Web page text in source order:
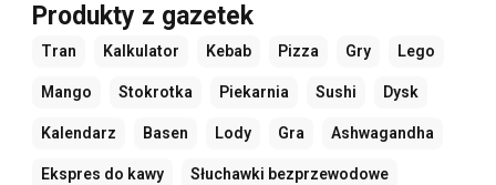
Produkty z gazetek
Tran Kalkulator Kebab Pizza Gry Lego
Mango Stokrotka Piekarnia Sushi Dysk
Kalendarz Basen Lody Gra Ashwagandha
Ekspres do kawy Słuchawki bezprzewodowe